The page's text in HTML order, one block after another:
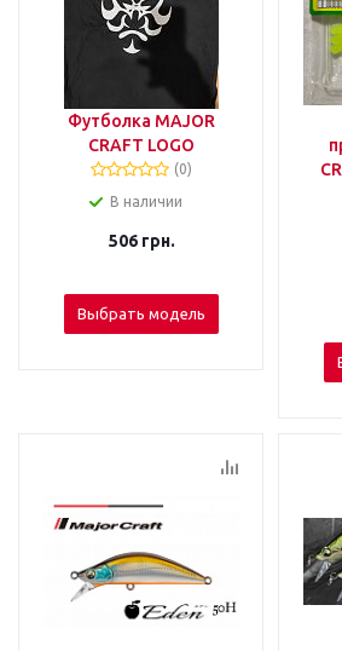
Футболка MAJOR
CRAFT LOGO
(0)
В наличии
506грн.
Выбрать модель